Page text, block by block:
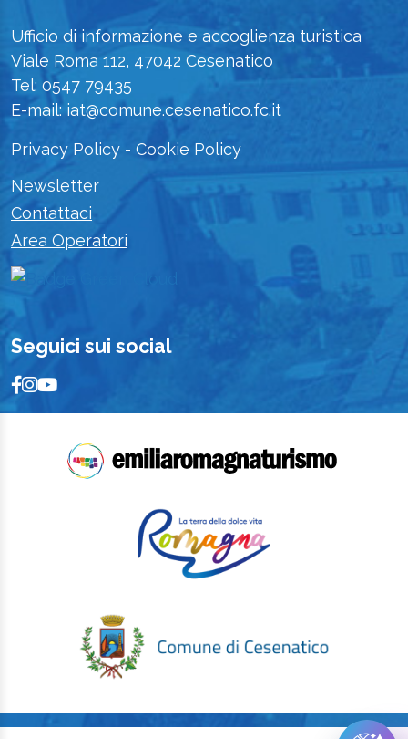
Ufficio di informazione e accoglienza turistica
Viale Roma 112, 47042 Cesenatico
Tel: 0547 79435
E-mail: iat@comune.cesenatico.fc.it
Privacy Policy - Cookie Policy
Newsletter
Contattaci
Area Operatori
Seguici sui social